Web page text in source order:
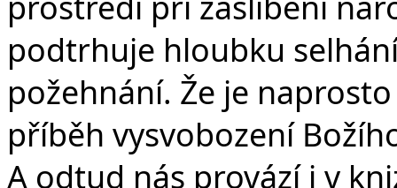
podtrhuje hloubku
požehnání. Že je
příběh vysvobození
A odtud nás provází i v